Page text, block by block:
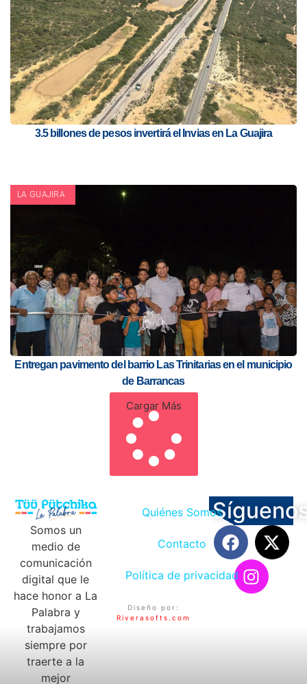
3.5 billones de pesos invertirá el Invias en La Guajira
LA GUAJIRA
Entregan pavimento del barrio Las Trinitarias en el municipio
de Barrancas
Cargar Más
Somos un
medio de
comunicación
digital que le
hace honor a La
Palabra y
trabajamos
siempre por
traerte a la
mejor
Quiénes Somos
Contacto
Política de privacidad
Diseño por:
Riverasofts.com